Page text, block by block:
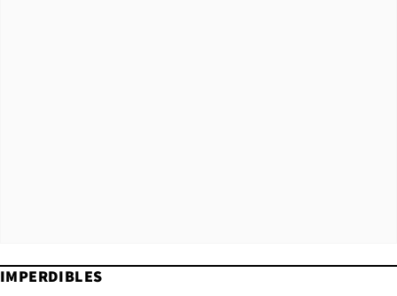
IMPERDIBLES